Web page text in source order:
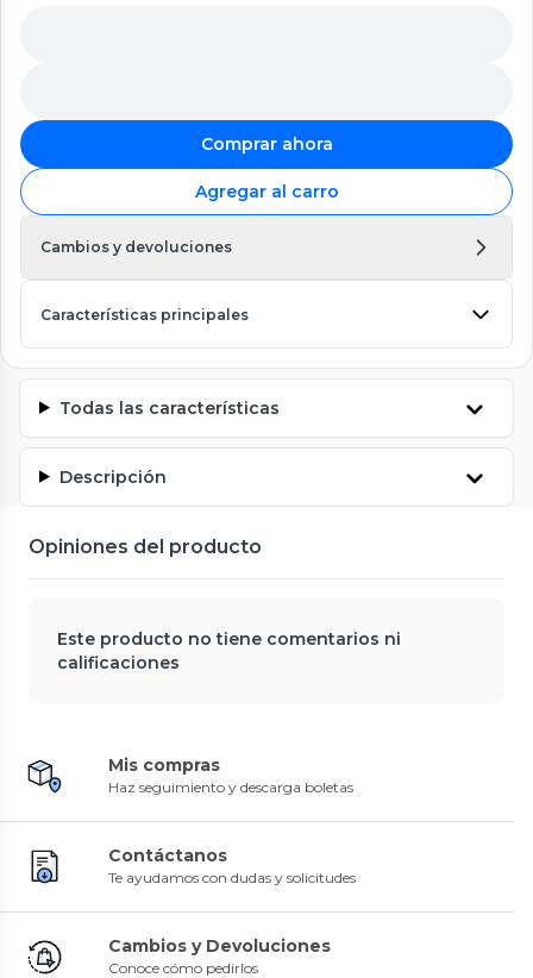
Comprar ahora
Agregar al carro
Cambios y devoluciones
Características principales
Todas las características
Descripción
Opiniones del producto
Este producto no tiene comentarios ni
calificaciones
Mis compras
Haz seguimiento y descarga boletas
Contáctanos
Te ayudamos con dudas y solicitudes
Cambios y Devoluciones
Conoce cómo pedirlos